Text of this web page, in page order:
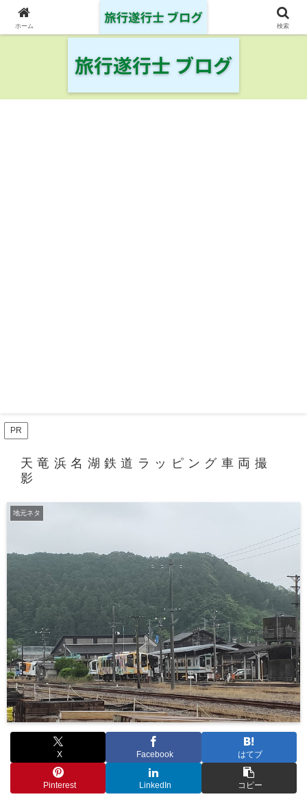
日本の鉄道・空港を制覇した旅行遂行士の旅の記録
PR
天竜浜名湖鉄道ラッピング車両撮
影
地元ネタ
X Facebook はてブ
Pinterest LinkedIn コピー
ホーム 検索